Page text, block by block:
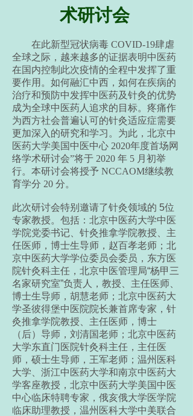
术研讨会
在此新型冠状病毒 COVID-19肆虐
全球之际，越来越多的证据表明中医药
在国内控制此次疫情的全程中发挥了重
要作用。如何融汇中西，如何在疾病的
治疗和预防中发挥中医药及针灸的优势
成为全球中医药人追求的目标。疼痛作
为西方社会普遍认可的针灸适应症需要
更加深入的研究和学习。为此，北京中
医药大学美国中医中心 2020年度首场网
络学术研讨会”将于 2020 年 5 月初举
行。本研讨会将授予 NCCAOM继续教
育学分 20 分。
此次研讨会特别邀请了针灸领域的 5位
专家教授。包括：北京中医药大学中医
学院党委书记、针灸推拿学院教授、主
任医师，博士生导师，赵百孝老师；北
京中医药大学学位委员会委员，东方医
院针灸科主任，北京中医管理局“杨甲三
名家研究室”负责人，教授、主任医师、
博士生导师，胡慧老师；北京中医药大
学圣彼得堡中医院院长兼首席专家，针
灸推拿学院教授、主任医师，博士
（后）导师，刘清国老师；北京中医药
大学东直门医院针灸科主任，主任医
师，硕士生导师，王军老师；温州医科
大学、浙江中医药大学和南京中医药大
学客座教授，北京中医药大学美国中医
中心临床特聘专家，俄亥俄大学医学院
临床助理教授，温州医科大学中美联合